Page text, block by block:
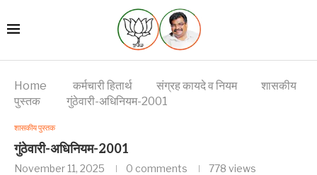
Home कर्मचारी हितार्थ संग्रह कायदे व नियम
शासकीय
पुस्तक
गुंठेवारी-अधिनियम-2001
शासकीय पुस्तक
गुंठेवारी-अधिनियम-2001
November 11, 2025 0 comments 778 views